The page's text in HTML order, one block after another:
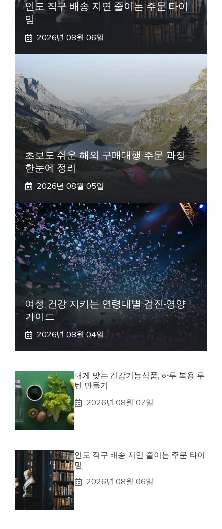
인도 직구 배송 지연 줄이는 주문 타이
밍
2026년 08월 06일
초보도 쉬운 해외 구매대행 주문 과정
한눈에 정리
2026년 08월 05일
여성 건강 지키는 연령대별 검진·영양
가이드
2026년 08월 04일
내게 맞는 건강기능식품, 하루 복용 루
틴 만들기
2026년 08월 07일
인도 직구 배송 지연 줄이는 주문 타이
밍
2026년 08월 06일